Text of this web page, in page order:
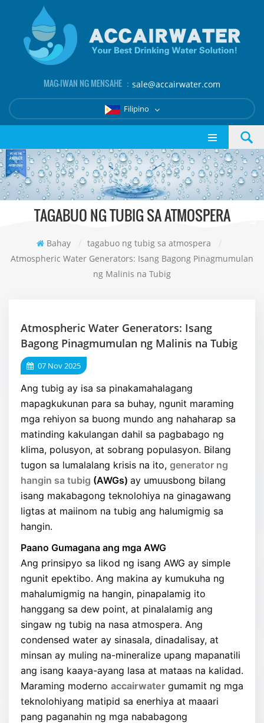
MAG-IWAN NG MENSAHE ： sale@accairwater.com
Filipino
TAGABUO NG TUBIG SA ATMOSPERA
Bahay / tagabuo ng tubig sa atmospera
/
Atmospheric Water Generators: Isang Bagong Pinagmumulan
ng Malinis na Tubig
Atmospheric Water Generators: Isang
Bagong Pinagmumulan ng Malinis na Tubig
07 Nov 2025
Ang tubig ay isa sa pinakamahalagang
mapagkukunan para sa buhay, ngunit maraming
mga rehiyon sa buong mundo ang nahaharap sa
matinding kakulangan dahil sa pagbabago ng
klima, polusyon, at sobrang populasyon. Bilang
tugon sa lumalalang krisis na ito, generator ng
hangin sa tubig (AWGs) ay umuusbong bilang
isang makabagong teknolohiya na ginagawang
ligtas at maiinom na tubig ang halumigmig sa
hangin.
Paano Gumagana ang mga AWG
Ang prinsipyo sa likod ng isang AWG ay simple
ngunit epektibo. Ang makina ay kumukuha ng
mahalumigmig na hangin, pinapalamig ito
hanggang sa dew point, at pinalalamig ang
singaw ng tubig na nasa atmospera. Ang
condensed water ay sinasala, dinadalisay, at
minsan ay muling na-mineralize upang mapanatili
ang isang kaaya-ayang lasa at mataas na kalidad.
Maraming moderno accairwater gumamit ng mga
teknolohiyang matipid sa enerhiya at maaari
pang paganahin ng mga nababagong